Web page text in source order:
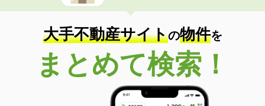
大手不動産サイトの物件を
まとめて検索！